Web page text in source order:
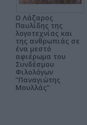
Ο Λάζαρος
Παυλίδης της
λογοτεχνίας και
της ανθρωπιάς σε
ένα μεστό
αφιέρωμα του
Συνδέσμου
Φιλολόγων
‘’Παναγιώτης
Μουλλάς’’